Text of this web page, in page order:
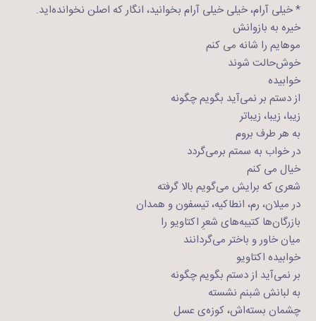
* خیلی آرام، خیلی خیلی آرام بخوانید، انگار که اصلن نخوانده‌اید.
خیره به بازوانش
موهایم را شانه می کنم
خوش‌حالت شوند
خوابیده
از دستم بر نمی‌آید بگویم چگونه
زیبا، زیبا، زیباتر
به هر طرف بروم
در خواب به سمتم برمی‌گردد
خیال می کنم
شعری که برایش می‌گویم بالا گرفته
در میلان، رم، انطاکیه، تیسفون و همدان
بازرگان‌ها کتیبه‌های شعرِ اکتاویو را
میان خاور و باختر می‌گردانند
خوابیده اکتاویو
بر نمی‌آید از دستم بگویم چگونه
به لبانش شبنم نشسته
چشمان بسته‌اش، کوزه‌ی عسل